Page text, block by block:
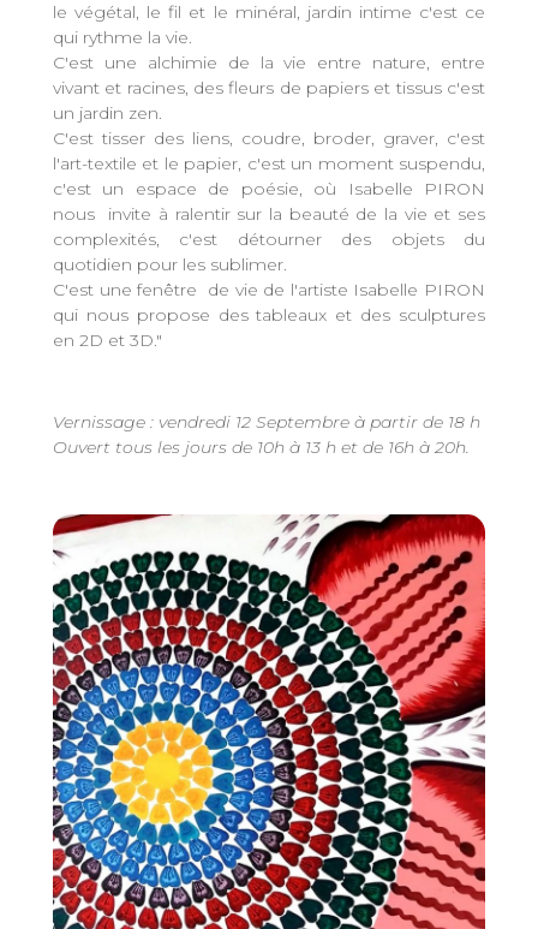
le végétal, le fil et le minéral, jardin intime c'est ce
qui rythme la vie.
C'est une alchimie de la vie entre nature, entre
vivant et racines, des fleurs de papiers et tissus c'est
un jardin zen.
C'est tisser des liens, coudre, broder, graver, c'est
l'art-textile et le papier, c'est un moment suspendu,
c'est un espace de poésie, où Isabelle PIRON
nous invite à ralentir sur la beauté de la vie et ses
complexités, c'est détourner des objets du
quotidien pour les sublimer.
C'est une fenêtre de vie de l'artiste Isabelle PIRON
qui nous propose des tableaux et des sculptures
en 2D et 3D."
Vernissage : vendredi 12 Septembre à partir de 18 h
Ouvert tous les jours de 10h à 13 h et de 16h à 20h.